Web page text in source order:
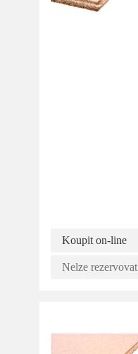
Koupit on-line
Nelze rezervovat